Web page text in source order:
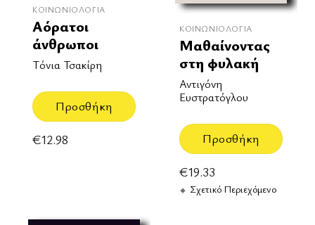
ΚΟΙΝΩΝΙΟΛΟΓΊΑ
Αόρατοι
άνθρωποι
Τόνια Τσακίρη
Προσθήκη
€12.98
ΚΟΙΝΩΝΙΟΛΟΓΊΑ
Μαθαίνοντας
στη φυλακή
Αντιγόνη
Ευστρατόγλου
Προσθήκη
€19.33
Σχετικό Περιεχόμενο